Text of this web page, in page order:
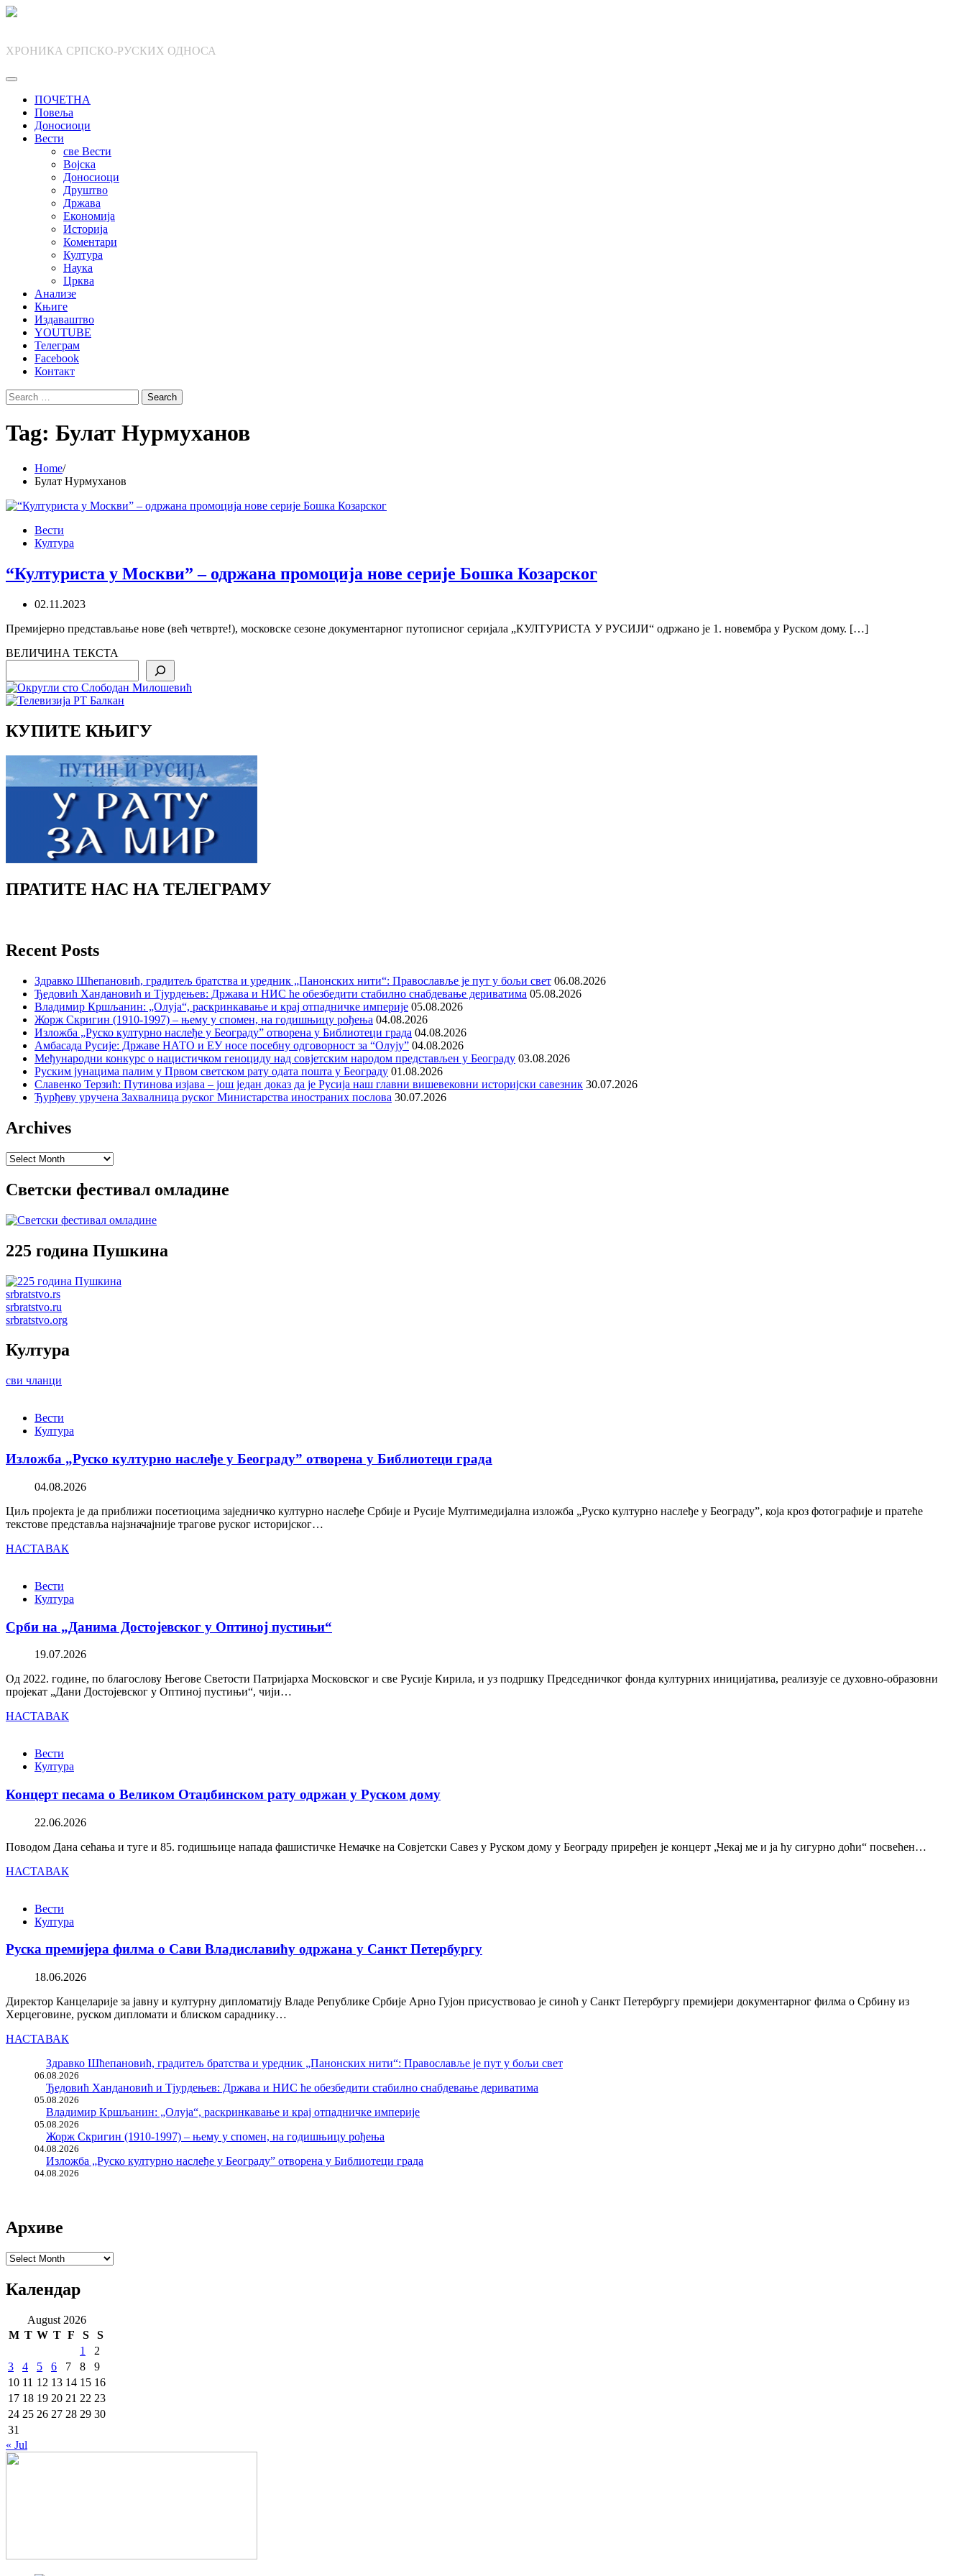
Skip
ХРОНИКА СРПСКО-РУСКИХ ОДНОСА
ПОЧЕТНА
Повеља
Доносиоци
Вести
све Вести
Војска
Доносиоци
Друштво
Држава
Економија
Историја
Коментари
Култура
Наука
Црква
Анализе
Књиге
Издаваштво
YOUTUBE
Телеграм
Facebook
Контакт
Search
for:
Tag: Булат Нурмуханов
Home
Булат Нурмуханов
Вести
Култура
“Културиста у Москви” – одржана промоција нове серије Бошка Козарског
02.11.2023
Премијерно представљање нове (већ четврте!), московске сезоне документарног путописног серијала „КУЛТУРИСТА У РУСИЈИ“ одржано је 1. новембра у Руском дому. […]
ВЕЛИЧИНА ТЕКСТА
КУПИТЕ КЊИГУ
ПРАТИТЕ НАС НА ТЕЛЕГРАМУ
Recent Posts
Здравко Шћепановић, градитељ братства и уредник „Панонских нити“: Православље је пут у бољи свет 06.08.2026
Ђедовић Хандановић и Тјурдењев: Држава и НИС ће обезбедити стабилно снабдевање дериватима 05.08.2026
Владимир Кршљанин: „Олуја“, раскринкавање и крај отпадничке империје 05.08.2026
Жорж Скригин (1910-1997) – њему у спомен, на годишњицу рођења 04.08.2026
Изложба „Руско културно наслеђе у Београду” отворена у Библиотеци града 04.08.2026
Амбасада Русије: Државе НАТО и ЕУ носе посебну одговорност за “Олују” 04.08.2026
Међународни конкурс о нацистичком геноциду над совјетским народом представљен у Београду 03.08.2026
Руским јунацима палим у Првом светском рату одата пошта у Београду 01.08.2026
Славенко Терзић: Путинова изјава – још један доказ да је Русија наш главни вишевековни историјски савезник 30.07.2026
Ђурђеву уручена Захвалница руског Министарства иностраних послова 30.07.2026
Archives
Archives
Светски фестивал омладине
225 година Пушкина
srbratstvo.rs
srbratstvo.ru
srbratstvo.org
Култура
сви чланци
Вести
Култура
Изложба „Руско културно наслеђе у Београду” отворена у Библиотеци града
04.08.2026
Циљ пројекта је да приближи посетиоцима заједничко културно наслеђе Србије и Русије Мултимедијална изложба „Руско културно наслеђе у Београду”, која кроз фотографије и пратеће
текстове представља најзначајније трагове руског историјског…
НАСТАВАК
Вести
Култура
Срби на „Данима Достојевског у Оптиној пустињи“
19.07.2026
Од 2022. године, по благослову Његове Светости Патријарха Московског и све Русије Кирила, и уз подршку Председничког фонда културних иницијатива, реализује се духовно-образовни
пројекат „Дани Достојевског у Оптиној пустињи“, чији…
НАСТАВАК
Вести
Култура
Концерт песама о Великом Отаџбинском рату одржан у Руском дому
22.06.2026
Поводом Дана сећања и туге и 85. годишњице напада фашистичке Немачке на Совјетски Савез у Руском дому у Београду приређен је концерт „Чекај ме и ја ћу сигурно доћи“ посвећен…
НАСТАВАК
Вести
Култура
Руска премијера филма о Сави Владиславићу одржана у Санкт Петербургу
18.06.2026
Директор Канцеларије за јавну и културну дипломатију Владе Републике Србије Арно Гујон присуствовао је синоћ у Санкт Петербургу премијери документарног филма о Србину из
Херцеговине, руском дипломати и блиском сараднику…
НАСТАВАК
Здравко Шћепановић, градитељ братства и уредник „Панонских нити“: Православље је пут у бољи свет
06.08.2026
Ђедовић Хандановић и Тјурдењев: Држава и НИС ће обезбедити стабилно снабдевање дериватима
05.08.2026
Владимир Кршљанин: „Олуја“, раскринкавање и крај отпадничке империје
05.08.2026
Жорж Скригин (1910-1997) – њему у спомен, на годишњицу рођења
04.08.2026
Изложба „Руско културно наслеђе у Београду” отворена у Библиотеци града
04.08.2026
Архиве
Архиве
Календар
August 2026
M T W T F S
S
1
2
3
4 5 6 7 8
9
10 11 12 13 14 15 16
17 18 19 20 21 22 23
24 25 26 27 28 29 30
31
« Jul